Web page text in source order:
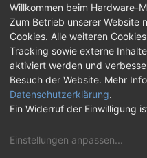
genauer begutachtet.
Impressum| Kontakt
Feed Facebook
Twitch
© Copyright 2001 -
Willkommen beim Hardware-
Zum Betrieb unserer Website
Cookies. Alle weiteren
Tracking sowie externe
aktiviert werden und
Besuch der Website. Mehr
Datenschutzerklärung.
Ein Widerruf der Einwilligung
Einstellungen anpassen...